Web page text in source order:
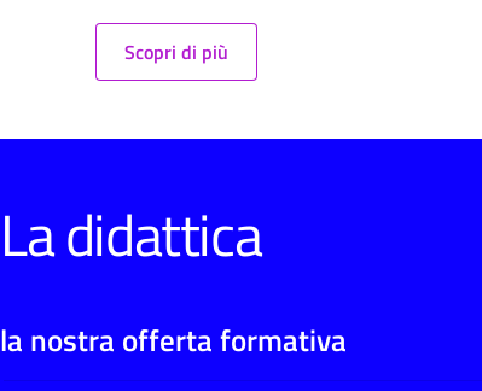
Scopri di più
La didattica
la nostra offerta formativa